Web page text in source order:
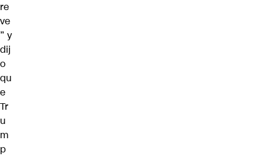
re
ve
” y
dij
o
qu
e
Tr
u
m
p